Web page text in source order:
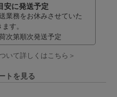
安に発送予定
業務をお休みさせていた
す。
次第順次発送予定
いて詳しくはこちら＞
トを見る